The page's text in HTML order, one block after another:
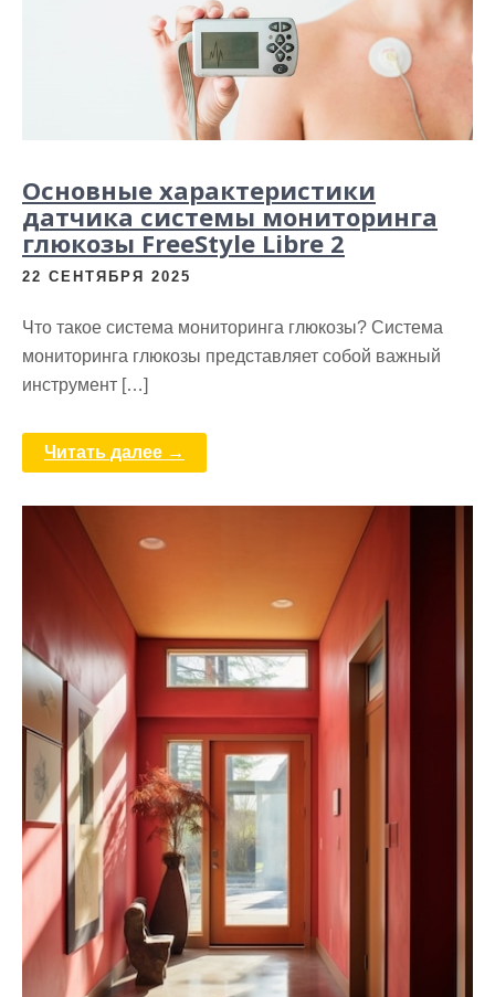
Основные характеристики
датчика системы мониторинга
глюкозы FreeStyle Libre 2
22 СЕНТЯБРЯ 2025
Что такое система мониторинга глюкозы? Система
мониторинга глюкозы представляет собой важный
инструмент […]
Читать далее →